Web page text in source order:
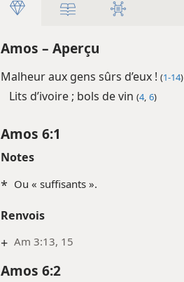
Amos – Aperçu
Malheur aux gens sûrs d’eux ! (1-14)
Lits d’ivoire ; bols de vin (4, 6)
Amos 6:1
Notes
* Ou « suffisants ».
Renvois
+ Am 3:13, 15
Amos 6:2